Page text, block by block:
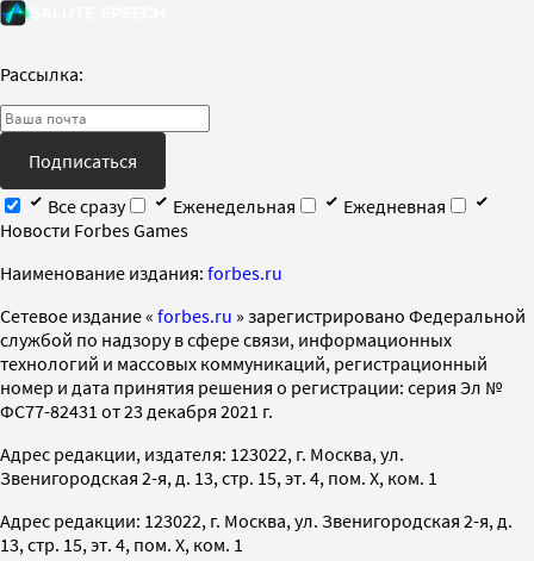
Рассылка:
Подписаться
Все сразу
Еженедельная
Ежедневная
Новости Forbes Games
Наименование издания: forbes.ru
Cетевое издание « forbes.ru » зарегистрировано Федеральной
службой по надзору в сфере связи, информационных
технологий и массовых коммуникаций, регистрационный
номер и дата принятия решения о регистрации: серия Эл №
ФС77-82431 от 23 декабря 2021 г.
Адрес редакции, издателя: 123022, г. Москва, ул.
Звенигородская 2-я, д. 13, стр. 15, эт. 4, пом. X, ком. 1
Адрес редакции: 123022, г. Москва, ул. Звенигородская 2-я, д.
13, стр. 15, эт. 4, пом. X, ком. 1